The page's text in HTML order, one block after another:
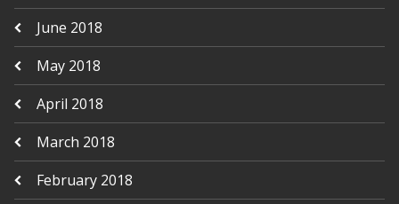
June 2018
May 2018
April 2018
March 2018
February 2018